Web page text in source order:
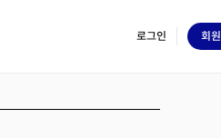
로그인 회원